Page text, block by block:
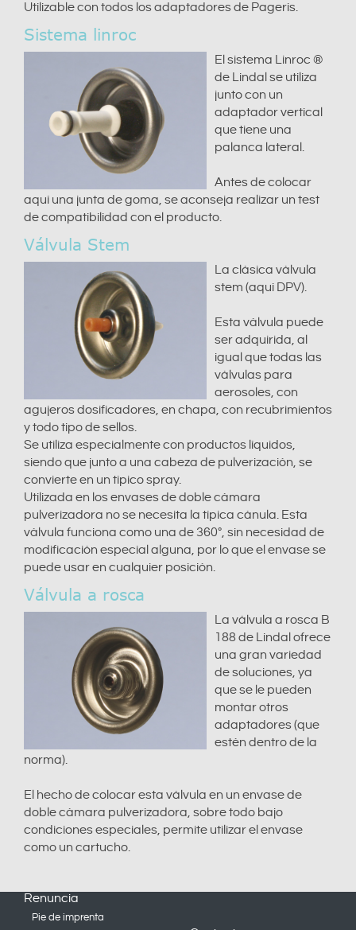
Utilizable con todos los adaptadores de Pageris.
Sistema linroc
El sistema Linroc ®
de Lindal se utiliza
junto con un
adaptador vertical
que tiene una
palanca lateral.
Antes de colocar
aquí una junta de goma, se aconseja realizar un test
de compatibilidad con el producto.
Válvula Stem
La clásica válvula
stem (aqui DPV).
Esta válvula puede
ser adquirida, al
igual que todas las
válvulas para
aerosoles, con
agujeros dosificadores, en chapa, con recubrimientos
y todo tipo de sellos.
Se utiliza especialmente con productos líquidos,
siendo que junto a una cabeza de pulverización, se
convierte en un típico spray.
Utilizada en los envases de doble cámara
pulverizadora no se necesita la típica cánula. Esta
válvula funciona como una de 360°, sin necesidad de
modificación especial alguna, por lo que el envase se
puede usar en cualquier posición.
Válvula a rosca
La válvula a rosca B
188 de Lindal ofrece
una gran variedad
de soluciones, ya
que se le pueden
montar otros
adaptadores (que
estén dentro de la
norma).
El hecho de colocar esta válvula en un envase de
doble cámara pulverizadora, sobre todo bajo
condiciones especiales, permite utilizar el envase
como un cartucho.
Renuncia
Pie de imprenta